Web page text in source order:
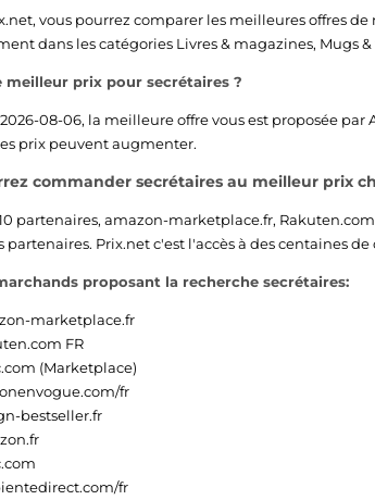
vous pourrez comparer les meilleures offres
dans les catégories Livres & magazines, Mugs &
meilleur prix pour secrétaires ?
08-06, la meilleure offre vous est proposée par
prix peuvent augmenter.
commander secrétaires au meilleur prix
partenaires, amazon-marketplace.fr, Rakuten.com
partenaires. Prix.net c'est l'accès à des centaines
proposant la recherche secrétaires:
marketplace.fr
FR
(Marketplace)
fr
bestseller.fr
fr